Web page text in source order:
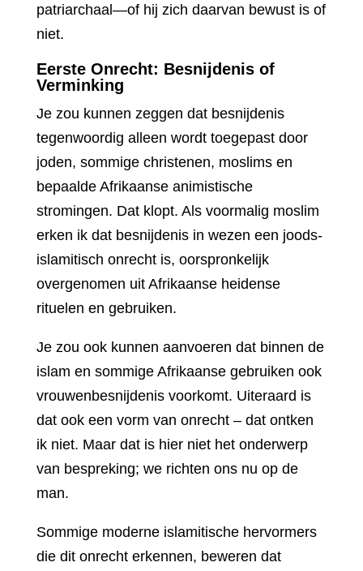
patriarchaal—of hij zich daarvan bewust is of
niet.
Eerste Onrecht: Besnijdenis of
Verminking
Je zou kunnen zeggen dat besnijdenis
tegenwoordig alleen wordt toegepast door
joden, sommige christenen, moslims en
bepaalde Afrikaanse animistische
stromingen. Dat klopt. Als voormalig moslim
erken ik dat besnijdenis in wezen een joods-
islamitisch onrecht is, oorspronkelijk
overgenomen uit Afrikaanse heidense
rituelen en gebruiken.
Je zou ook kunnen aanvoeren dat binnen de
islam en sommige Afrikaanse gebruiken ook
vrouwenbesnijdenis voorkomt. Uiteraard is
dat ook een vorm van onrecht – dat ontken
ik niet. Maar dat is hier niet het onderwerp
van bespreking; we richten ons nu op de
man.
Sommige moderne islamitische hervormers
die dit onrecht erkennen, beweren dat